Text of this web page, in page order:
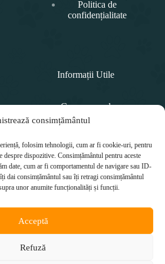
consimțământul
folosim tehnologii, cum ar fi cookie-uri, pentru
despre dispozitive. Consimțământul pentru aceste
date, cum ar fi comportamentul de navigare sau ID-
dai consimțământul sau îți retragi consimțământul
unor anumite funcționalități și funcții.
Acceptă
Refuză
Politica de
confidențialitate
Informații Utile
Cum comand
Politica de retur
Cum plătesc
Cum se livrează